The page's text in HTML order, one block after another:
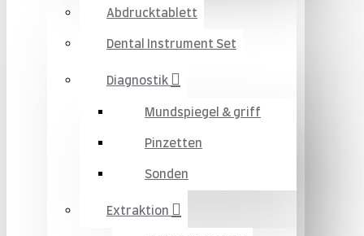
Abdrucktablett
Dental Instrument Set
Diagnostik
Mundspiegel & griff
Pinzetten
Sonden
Extraktion